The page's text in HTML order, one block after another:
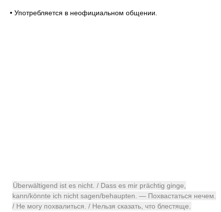
• Употребляется в неофициальном общении.
Überwältigend ist es nicht. / Dass es mir prächtig ginge,
kann/könnte ich nicht sagen/behaupten. — Похвастаться нечем.
/ Не могу похвалиться. / Нельзя сказать, что блестяще.